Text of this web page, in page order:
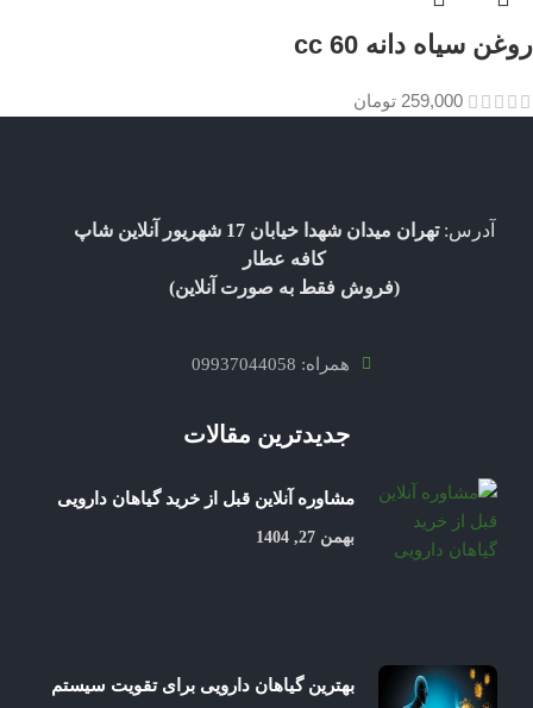
روغن سیاه دانه 60 cc
259,000 تومان
آدرس:
تهران میدان شهدا خیابان 17 شهریور آنلاین شاپ
کافه عطار
(فروش فقط به صورت آنلاین)
همراه: 09937044058
جدیدترین مقالات
مشاوره آنلاین قبل از خرید گیاهان دارویی
بهمن 27, 1404
بهترین گیاهان دارویی برای تقویت سیستم